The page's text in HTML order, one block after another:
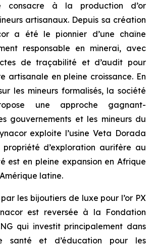
consacre à la production d’or
artisanaux. Depuis sa création
a été le pionnier d’une chaîne
responsable en minerai, avec
de traçabilité et d’audit pour
artisanale en pleine croissance. En
les mineurs formalisés, la société
une approche gagnant-
gouvernements et les mineurs du
exploite l’usine Veta Dorada
d’exploration aurifère au
est en pleine expansion en Afrique
latine.
les bijoutiers de luxe pour l’or PX
est reversée à la Fondation
qui investit principalement dans
santé et d’éducation pour les